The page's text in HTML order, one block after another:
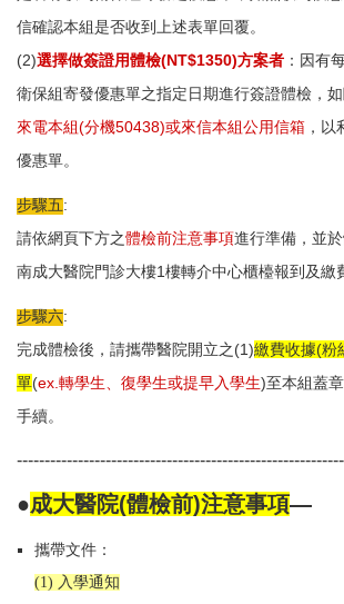
信確認本組是否收到上述表單回覆。
(2)選擇做簽證用體檢(NT$1350)方案者 ：因有
衛保組寄發優惠單之指定日期進行簽證體檢，
來電本組(分機50438)或來信本組公用信箱 ，
優惠單。
步驟五:
請依網頁下方之體檢前注意事項進行準備，並
南成大醫院門診大樓1樓轉介中心櫃檯報到及繳
步驟六:
完成體檢後，請攜帶醫院開立之(1)繳費收據(粉
單(ex.轉學生、復學生或提早入學生)至本組蓋
手續。
●成大醫院(體檢前)注意事項—
攜帶文件：
(1) 入學通知